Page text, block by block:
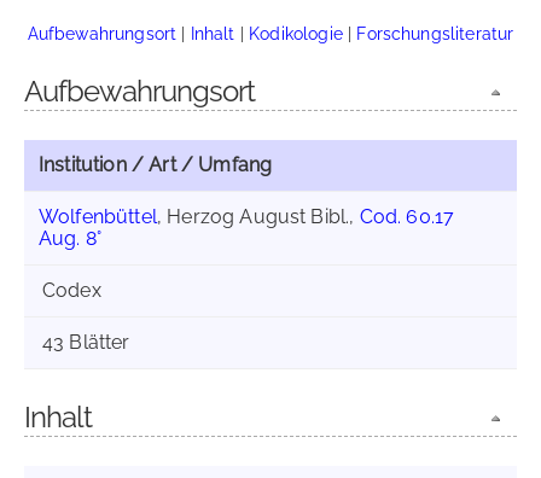
Aufbewahrungsort | Inhalt | Kodikologie| Forschungsliteratur
Aufbewahrungsort
Institution / Art / Umfang
Wolfenbüttel, Herzog August Bibl., Cod. 60.17
Aug. 8°
Codex
43 Blätter
Inhalt